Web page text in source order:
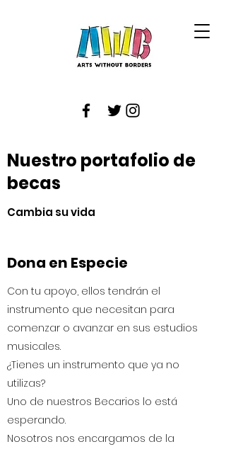
Nuestro portafolio de
becas
Cambia su vida
Dona en Especie
Con tu apoyo, ellos tendrán el
instrumento que necesitan para
comenzar o avanzar en sus estudios
musicales.
¿Tienes un instrumento que ya no
utilizas?
Uno de nuestros Becarios lo está
esperando.
Nosotros nos encargamos de la